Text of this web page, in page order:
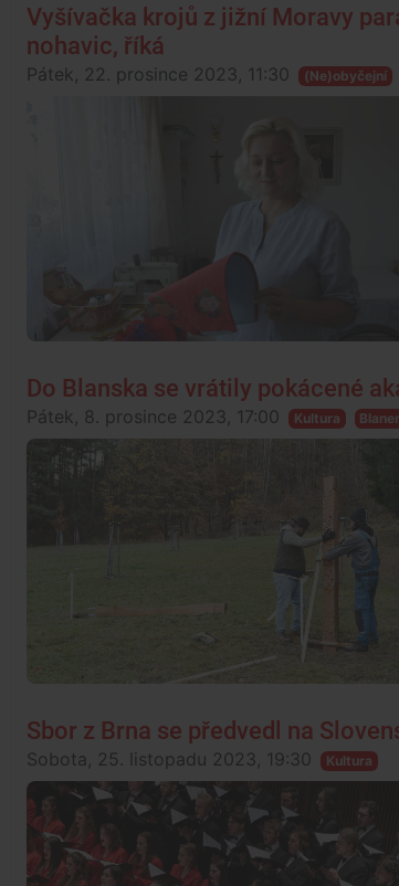
Vyšívačka krojů z jižní Moravy
nohavic, říká
Pátek, 22. prosince 2023, 11:30 (Ne)obyčejní
Do Blanska se vrátily pokácené
Pátek, 8. prosince 2023, 17:00 Kultura
Sbor z Brna se předvedl na
Sobota, 25. listopadu 2023, 19:30 Kultura